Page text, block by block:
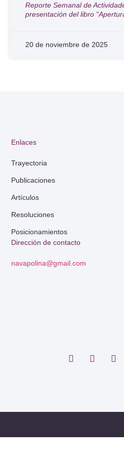
Reporte Semanal de
presentación del libro
20 de noviembre de 2025
Dirección de contacto
navapolina@gmail.com
Enlaces
Trayectoria
Publicaciones
Artículos
Resoluciones
Posicionamientos